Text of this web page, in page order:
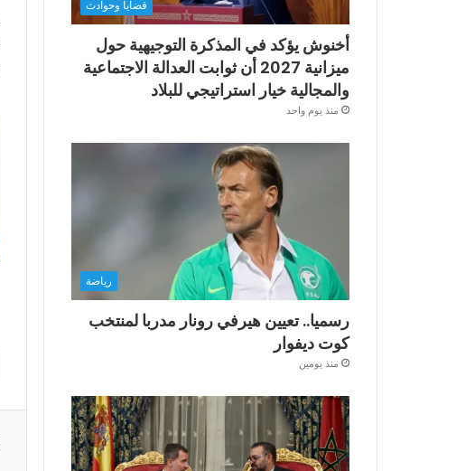
قضايا وحوادث
أخنوش يؤكد في المذكرة التوجيهية حول
ميزانية 2027 أن ثوابت العدالة الاجتماعية
والمجالية خيار استراتيجي للبلاد
منذ يوم واحد
رياضة
رسميا.. تعيين هيرفي رونار مدربا لمنتخب
كوت ديفوار
منذ يومين